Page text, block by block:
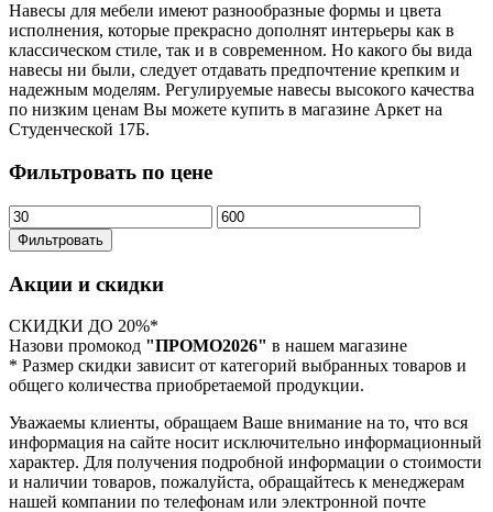
Навесы для мебели имеют разнообразные формы и цвета
исполнения, которые прекрасно дополнят интерьеры как в
классическом стиле, так и в современном. Но какого бы вида
навесы ни были, следует отдавать предпочтение крепким и
надежным моделям. Регулируемые навесы высокого качества
по низким ценам Вы можете купить в магазине Аркет на
Студенческой 17Б.
Фильтровать по цене
Фильтровать
Акции и скидки
СКИДКИ ДО 20%*
Назови промокод "ПРОМО2026" в нашем магазине
* Размер скидки зависит от категорий выбранных товаров и
общего количества приобретаемой продукции.
Уважаемы клиенты, обращаем Ваше внимание на то, что вся
информация на сайте носит исключительно информационный
характер. Для получения подробной информации о стоимости
и наличии товаров, пожалуйста, обращайтесь к менеджерам
нашей компании по телефонам или электронной почте